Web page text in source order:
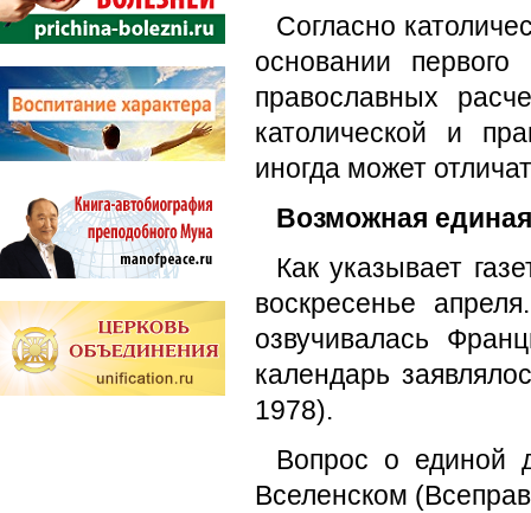
Согласно
основании
православных
католической и
иногда может
Возможная
Как указывает
воскресенье
озвучивалась
календарь
1978).
Вопрос о единой
Вселенском